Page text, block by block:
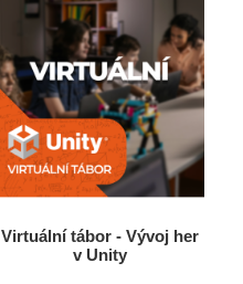
Virtuální tábor - Vývoj her
v Unity